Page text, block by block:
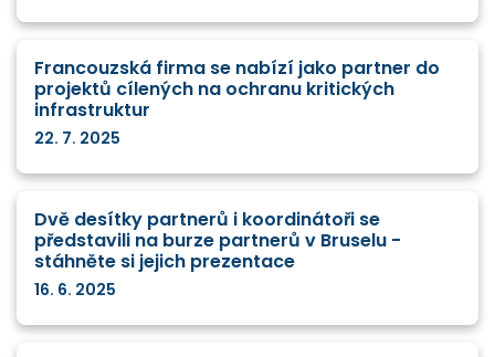
Francouzská firma se nabízí jako partner do
projektů cílených na ochranu kritických
infrastruktur
22. 7. 2025
Dvě desítky partnerů i koordinátoři se
představili na burze partnerů v Bruselu -
stáhněte si jejich prezentace
16. 6. 2025